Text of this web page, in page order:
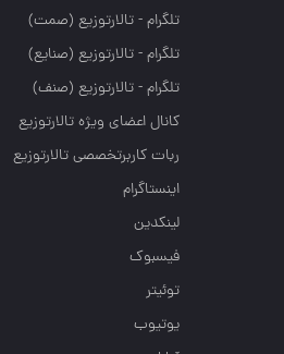
تلگرام - تالارتوزيع (صمت)
تلگرام - تالارتوزيع (صنايع)
تلگرام - تالارتوزیع (صنف)
کانال اعضای ویژه تالارتوزیع
ربات کاربرتخصصی تالارتوزیع
اینستاگرام
لینکدین
فیسبوک
توئیتر
یوتیوب